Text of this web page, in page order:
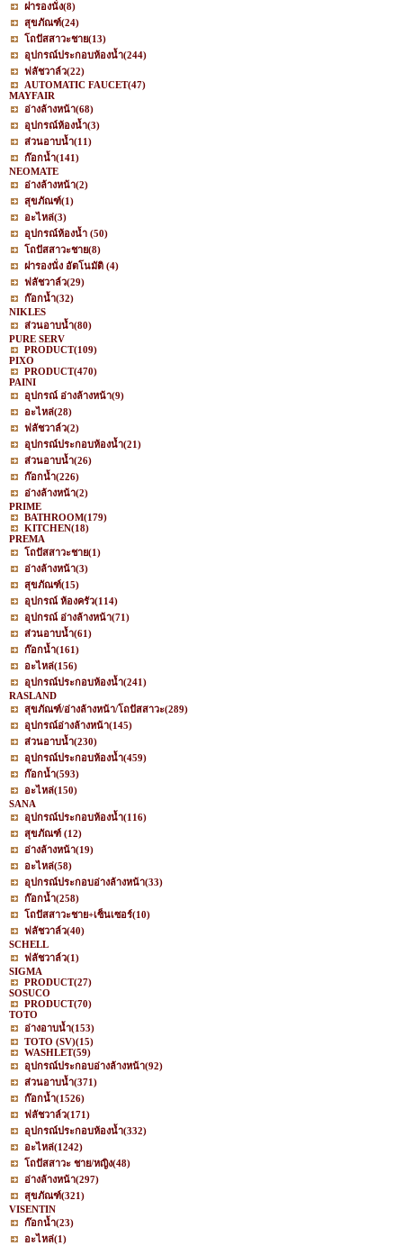
ฝารองนั่ง(8)
สุขภัณฑ์(24)
โถปัสสาวะชาย(13)
อุปกรณ์ประกอบห้องน้ำ(244)
ฟลัชวาล์ว(22)
AUTOMATIC FAUCET(47)
MAYFAIR
อ่างล้างหน้า(68)
อุปกรณ์ห้องน้ำ(3)
ส่วนอาบน้ำ(11)
ก๊อกน้ำ(141)
NEOMATE
อ่างล้างหน้า(2)
สุขภัณฑ์(1)
อะไหล่(3)
อุปกรณ์ห้องน้ำ (50)
โถปัสสาวะชาย(8)
ฝารองนั่ง อัตโนมัติ (4)
ฟลัชวาล์ว(29)
ก๊อกน้ำ(32)
NIKLES
ส่วนอาบน้ำ(80)
PURE SERV
PRODUCT(109)
PIXO
PRODUCT(470)
PAINI
อุปกรณ์ อ่างล้างหน้า(9)
อะไหล่(28)
ฟลัชวาล์ว(2)
อุปกรณ์ประกอบห้องน้ำ(21)
ส่วนอาบน้ำ(26)
ก๊อกน้ำ(226)
อ่างล้างหน้า(2)
PRIME
BATHROOM(179)
KITCHEN(18)
PREMA
โถปัสสาวะชาย(1)
อ่างล้างหน้า(3)
สุขภัณฑ์(15)
อุปกรณ์ ห้องครัว(114)
อุปกรณ์ อ่างล้างหน้า(71)
ส่วนอาบน้ำ(61)
ก๊อกน้ำ(161)
อะไหล่(156)
อุปกรณ์ประกอบห้องน้ำ(241)
RASLAND
สุขภัณฑ์/อ่างล้างหน้า/โถปัสสาวะ(289)
อุปกรณ์อ่างล้างหน้า(145)
ส่วนอาบน้ำ(230)
อุปกรณ์ประกอบห้องน้ำ(459)
ก๊อกน้ำ(593)
อะไหล่(150)
SANA
อุปกรณ์ประกอบห้องน้ำ(116)
สุขภัณฑ์ (12)
อ่างล้างหน้า(19)
อะไหล่(58)
อุปกรณ์ประกอบอ่างล้างหน้า(33)
ก๊อกน้ำ(258)
โถปัสสาวะชาย+เซ็นเซอร์(10)
ฟลัชวาล์ว(40)
SCHELL
ฟลัชวาล์ว(1)
SIGMA
PRODUCT(27)
SOSUCO
PRODUCT(70)
TOTO
อ่างอาบน้ำ(153)
TOTO (SV)(15)
WASHLET(59)
อุปกรณ์ประกอบอ่างล้างหน้า(92)
ส่วนอาบน้ำ(371)
ก๊อกน้ำ(1526)
ฟลัชวาล์ว(171)
อุปกรณ์ประกอบห้องน้ำ(332)
อะไหล่(1242)
โถปัสสาวะ ชาย/หญิง(48)
อ่างล้างหน้า(297)
สุขภัณฑ์(321)
VISENTIN
ก๊อกน้ำ(23)
อะไหล่(1)